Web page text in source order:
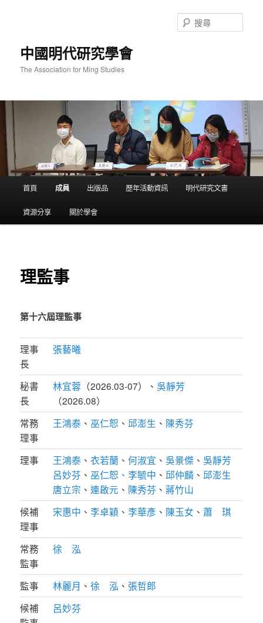
中國明代研究學會
The Association for Ming Studies
尋
首頁 成員 出版品 歷年活動資訊 明代研究文書
資源分享 關於學會
理監事
第十六屆理監事
理事
長
張藝曦
秘書
長
林宜蓉 （2026.03-07）、 吳靜芳
（2026.08）
常務
理事
王鴻泰 、巫仁恕 、 邱澎生 、 陳秀芬
理事 王鴻泰 、衣若蘭 、何淑宜 、 吳景傑 、 吳靜芳
呂妙芬 、巫仁恕 、李毓中 、 邱仲麟 、 邱澎生
唐立宗 、連啟元 、 陳秀芬 、蔣竹山
候補
理事
宋惠中 、李卓穎 、李華彥 、 陳玉女 、蕭 琪
常務
監事
徐 泓
監事 林麗月 、徐 泓 、 張哲郎
候補
呂妙芬